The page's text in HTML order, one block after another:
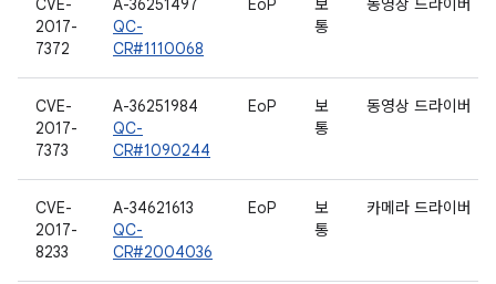
CVE-
2017-
7372
A-36251497
QC-
CR#1110068
EoP
보
통
동영상 드라이버
CVE-
2017-
7373
A-36251984
QC-
CR#1090244
EoP
보
통
동영상 드라이버
CVE-
2017-
8233
A-34621613
QC-
CR#2004036
EoP
보
통
카메라 드라이버